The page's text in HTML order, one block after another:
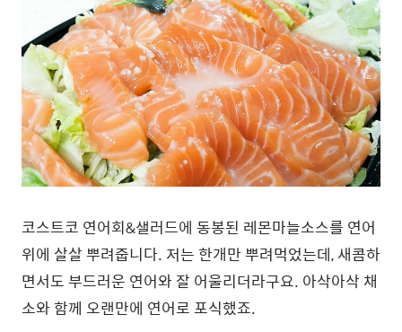
코스트코 연어회&샐러드에 동봉된 레몬마늘소스를 연어
위에 살살 뿌려줍니다. 저는 한개만 뿌려먹었는데, 새콤하
면서도 부드러운 연어와 잘 어울리더라구요. 아삭아삭 채
소와 함께 오랜만에 연어로 포식했죠.